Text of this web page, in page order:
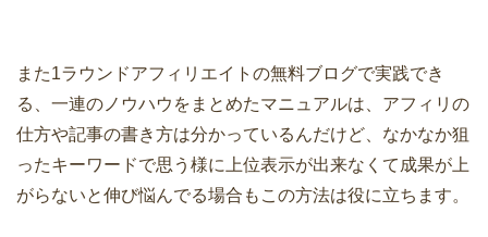
また1ラウンドアフィリエイトの無料ブログで実践でき
る、一連のノウハウをまとめたマニュアルは、アフィリの
仕方や記事の書き方は分かっているんだけど、なかなか狙
ったキーワードで思う様に上位表示が出来なくて成果が上
がらないと伸び悩んでる場合もこの方法は役に立ちます。